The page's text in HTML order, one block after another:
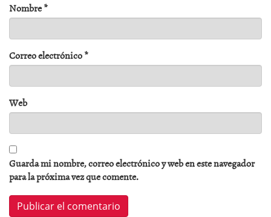
Nombre*
Correo electrónico*
Web
Guarda mi nombre, correo electrónico y web en este navegador
para la próxima vez que comente.